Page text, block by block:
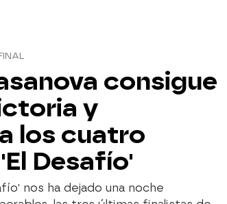
consigue
y
los cuatro
Desafío'
nos ha dejado una noche